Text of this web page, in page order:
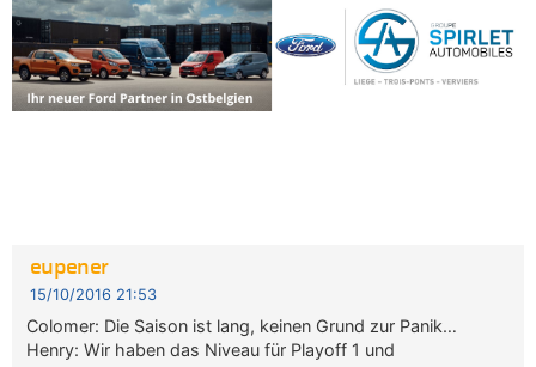
eupener
15/10/2016 21:53
Colomer: Die Saison ist lang, keinen Grund zur Panik…
Henry: Wir haben das Niveau für Playoff 1 und